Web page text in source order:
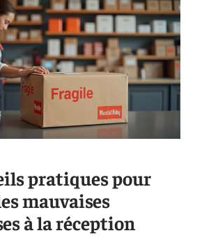
pratiques pour
mauvaises
à la réception